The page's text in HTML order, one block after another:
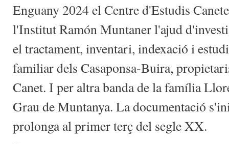
Enguany 2024 el Centre d'Estudis
l'Institut Ramón Muntaner l'ajud
el tractament, inventari, indexació i
familiar dels Casaponsa-Buira,
Canet. I per altra banda de la família
Grau de Muntanya. La documentació
prolonga al primer terç del segle XX.